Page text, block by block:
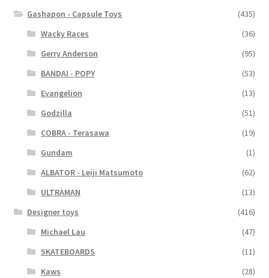
Gashapon - Capsule Toys
(435)
Wacky Races
(36)
Gerry Anderson
(95)
BANDAI - POPY
(53)
Evangelion
(13)
Godzilla
(51)
COBRA - Terasawa
(19)
Gundam
(1)
ALBATOR - Leiji Matsumoto
(62)
ULTRAMAN
(13)
Designer toys
(416)
Michael Lau
(47)
SKATEBOARDS
(11)
Kaws
(28)